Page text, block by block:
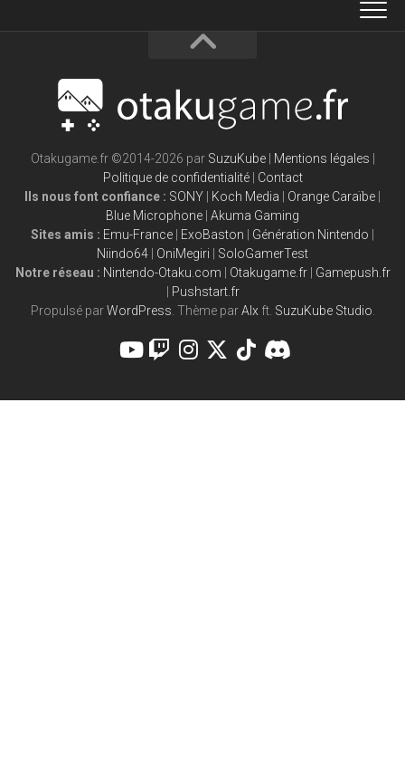
Otakugame.fr ©2014-2026 par SuzuKube| Mentions légales
Politique de confidentialité| Contact
Ils nous font confiance : SONY Koch Media Orange Caraïbe
Blue Microphone Akuma Gaming
Sites amis : Emu-France ExoBaston Génération Nintendo
Niindo64
OniMegiri
SoloGamerTest
Notre réseau : Nintendo-Otaku.com Otakugame.fr| Gamepush.fr
Pushstart.fr
Propulsé parWordPress . Thème parAlx ft. SuzuKube Studio